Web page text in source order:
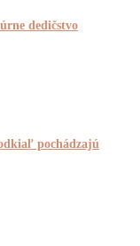
dedičstvo
pochádzajú